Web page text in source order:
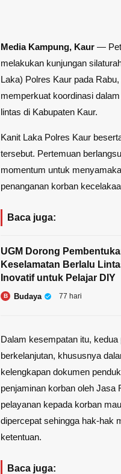
Media Kampung, Kaur —
melakukan kunjungan
Laka) Polres Kaur pada
memperkuat koordinasi
lintas di Kabupaten Kaur.
Kanit Laka Polres Kaur
tersebut. Pertemuan
momentum untuk
penanganan korban
Baca juga:
UGM Dorong
Keselamatan Berlalu
Inovatif untuk Pelajar DIY
B Budaya 77 hari
Dalam kesempatan itu,
berkelanjutan, khususnya
kelengkapan dokumen
penjaminan korban oleh Jasa
pelayanan kepada korban
dipercepat sehingga hak-hak
ketentuan.
Baca juga: